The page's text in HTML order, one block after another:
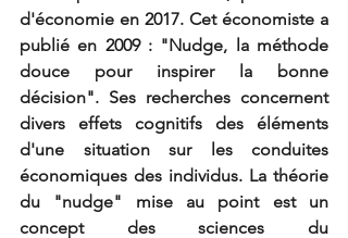
d'économie en 2017. Cet économiste a
publié en 2009 : "Nudge, la méthode
douce pour inspirer la bonne
décision". Ses recherches concernent
divers effets cognitifs des éléments
d'une situation sur les conduites
économiques des individus. La théorie
du "nudge" mise au point est un
concept des sciences du